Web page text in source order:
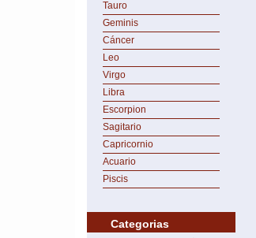
Tauro
Geminis
Cáncer
Leo
Virgo
Libra
Escorpion
Sagitario
Capricornio
Acuario
Piscis
Categorias